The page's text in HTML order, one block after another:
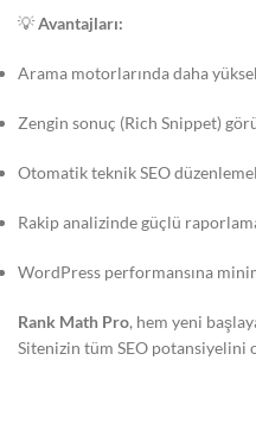
💡Avantajları:
Arama motorlarında daha
Zengin sonuç (Rich Snippet)
Otomatik teknik SEO
Rakip analizinde güçlü
WordPress performansına
Rank Math Pro, hem yeni
Sitenizin tüm SEO potansiyelini